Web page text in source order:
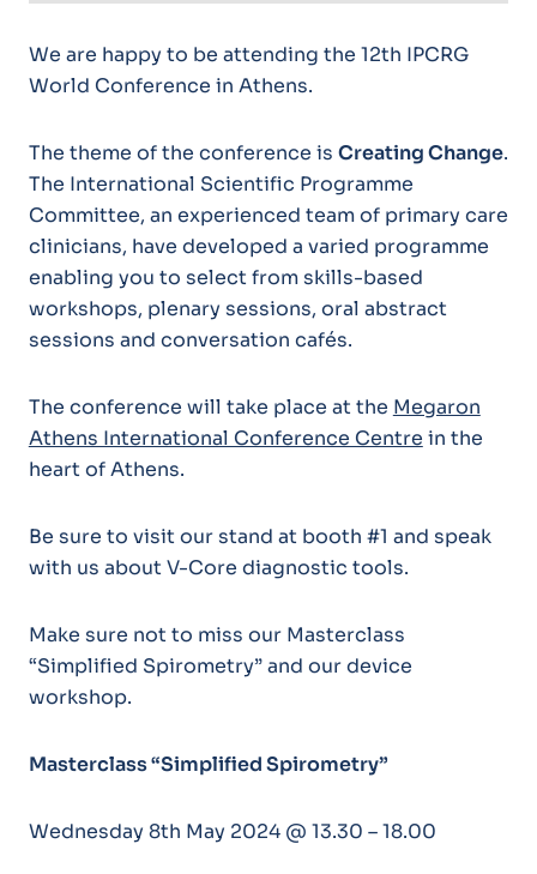
We are happy to be attending the 12th IPCRG
World Conference in Athens.
The theme of the conference is Creating Change.
The International Scientific Programme
Committee, an experienced team of primary care
clinicians, have developed a varied programme
enabling you to select from skills-based
workshops, plenary sessions, oral abstract
sessions and conversation cafés.
The conference will take place at the Megaron
Athens International Conference Centre in the
heart of Athens.
Be sure to visit our stand at booth #1 and speak
with us about V-Core diagnostic tools.
Make sure not to miss our Masterclass
“Simplified Spirometry” and our device
workshop.
Masterclass “Simplified Spirometry”
Wednesday 8th May 2024 @ 13.30 – 18.00